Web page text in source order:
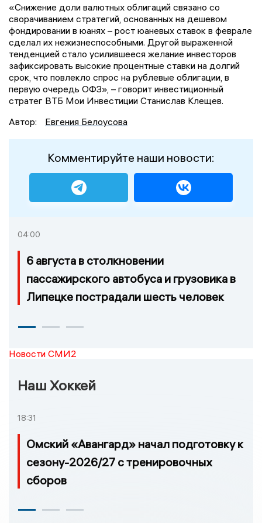
«Снижение доли валютных облигаций связано со
сворачиванием стратегий, основанных на дешевом
фондировании в юанях – рост юаневых ставок в феврале
сделал их нежизнеспособными. Другой выраженной
тенденцией стало усилившееся желание инвесторов
зафиксировать высокие процентные ставки на долгий
срок, что повлекло спрос на рублевые облигации, в
первую очередь ОФЗ», – говорит инвестиционный
стратег ВТБ Мои Инвестиции Станислав Клещев.
Автор:
Евгения Белоусова
Комментируйте наши новости:
04:00
6 августа в столкновении
пассажирского автобуса и грузовика в
Липецке пострадали шесть человек
Новости СМИ2
Наш Хоккей
18:31
Омский «Авангард» начал подготовку к
сезону-2026/27 с тренировочных
сборов